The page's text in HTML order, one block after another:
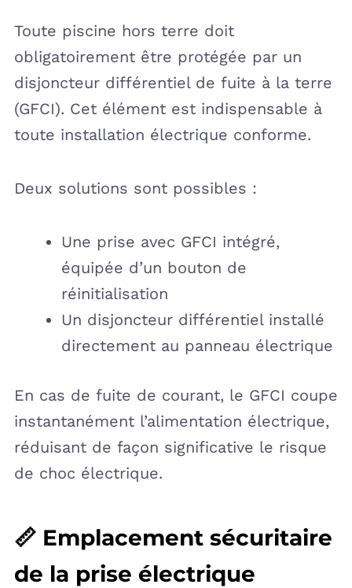
Toute piscine hors terre doit
obligatoirement être protégée par un
disjoncteur différentiel de fuite à la terre
(GFCI). Cet élément est indispensable à
toute installation électrique conforme.
Deux solutions sont possibles :
Une prise avec GFCI intégré,
équipée d’un bouton de
réinitialisation
Un disjoncteur différentiel installé
directement au panneau électrique
En cas de fuite de courant, le GFCI coupe
instantanément l’alimentation électrique,
réduisant de façon significative le risque
de choc électrique.
📏 Emplacement sécuritaire
de la prise électrique